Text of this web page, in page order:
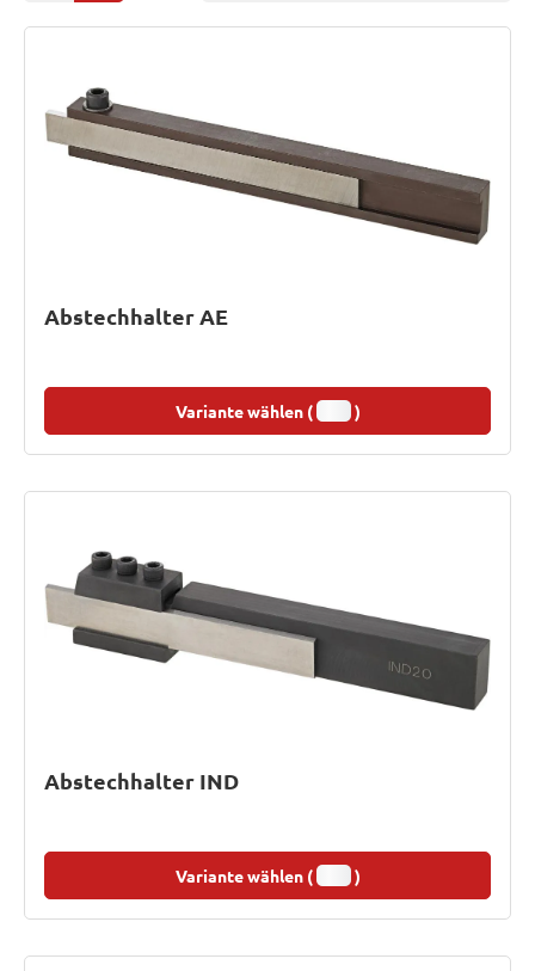
Abstechhalter AE
Variante wählen ( )
Abstechhalter IND
Variante wählen ( )